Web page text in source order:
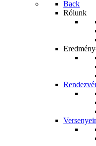
Back
Rólunk